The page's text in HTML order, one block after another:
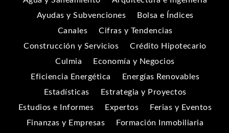
Ayudas y Subvenciones
Bolsa e Índices
Canales
Cifras y Tendencias
Construcción y Servicios
Crédito Hipotecario
Culmia
Economía y Negocios
Eficiencia Energética
Energías Renovables
Estadísticas
Estrategia y Proyectos
Estudios e Informes
Expertos
Ferias y Eventos
Finanzas y Empresas
Formación Inmobiliaria